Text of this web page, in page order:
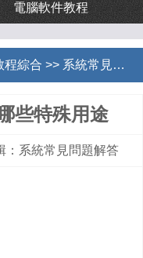
電腦軟件教程
程綜合 >> 系統常見問題解答
些特殊用途
系統常見問題解答